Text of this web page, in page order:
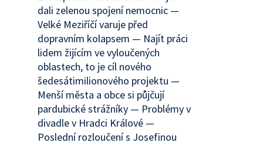
dali zelenou spojení nemocnic —
Velké Meziříčí varuje před
dopravním kolapsem — Najít práci
lidem žijícím ve vyloučených
oblastech, to je cíl nového
šedesátimilionového projektu —
Menší města a obce si půjčují
pardubické strážníky — Problémy v
divadle v Hradci Králové —
Poslední rozloučení s Josefinou